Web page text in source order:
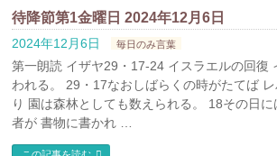
待降節第1金曜日 2024年12月6日
2024年12月6日 毎日のみ言葉
第一朗読 イザヤ29・17-24 イスラエルの回復
われる。 29・17なおしばらくの時がたてば
り 園は森林としても数えられる。 18その日
者が 書物に書かれ …